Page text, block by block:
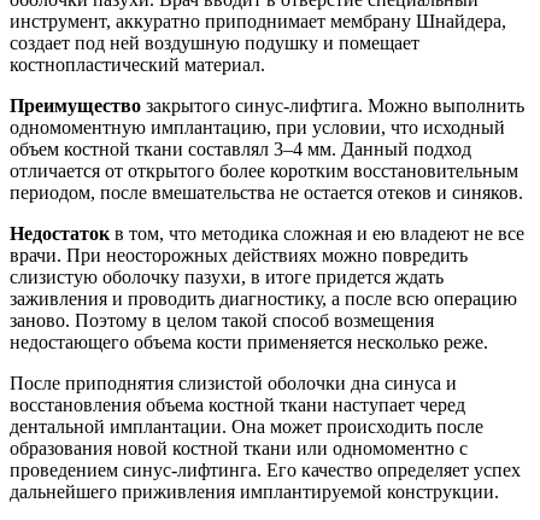
инструмент, аккуратно приподнимает мембрану Шнайдера,
создает под ней воздушную подушку и помещает
костнопластический материал.
Преимущество закрытого синус-лифтига. Можно выполнить
одномоментную имплантацию, при условии, что исходный
объем костной ткани составлял 3–4 мм. Данный подход
отличается от открытого более коротким восстановительным
периодом, после вмешательства не остается отеков и синяков.
Недостаток в том, что методика сложная и ею владеют не все
врачи. При неосторожных действиях можно повредить
слизистую оболочку пазухи, в итоге придется ждать
заживления и проводить диагностику, а после всю операцию
заново. Поэтому в целом такой способ возмещения
недостающего объема кости применяется несколько реже.
После приподнятия слизистой оболочки дна синуса и
восстановления объема костной ткани наступает черед
дентальной имплантации. Она может происходить после
образования новой костной ткани или одномоментно с
проведением синус-лифтинга. Его качество определяет успех
дальнейшего приживления имплантируемой конструкции.